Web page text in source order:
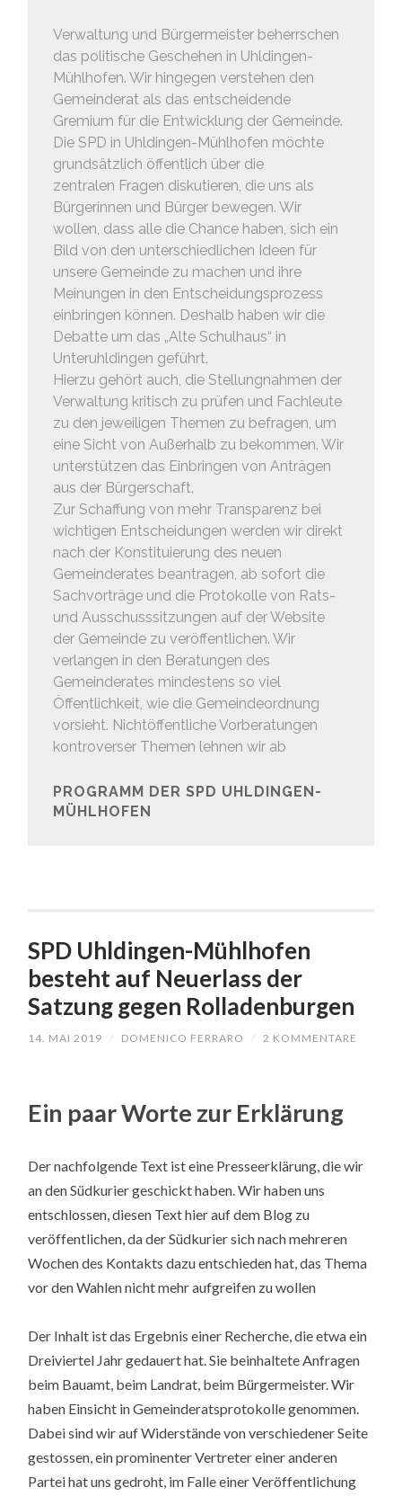
Verwaltung und Bürgermeister beherrschen
das politische Geschehen in Uhldingen-
Mühlhofen. Wir hingegen verstehen den
Gemeinderat als das entscheidende
Gremium für die Entwicklung der Gemeinde.
Die SPD in Uhldingen-Mühlhofen möchte
grundsätzlich öffentlich über die
zentralen Fragen diskutieren, die uns als
Bürgerinnen und Bürger bewegen. Wir
wollen, dass alle die Chance haben, sich ein
Bild von den unterschiedlichen Ideen für
unsere Gemeinde zu machen und ihre
Meinungen in den Entscheidungsprozess
einbringen können. Deshalb haben wir die
Debatte um das „Alte Schulhaus“ in
Unteruhldingen geführt.
Hierzu gehört auch, die Stellungnahmen der
Verwaltung kritisch zu prüfen und Fachleute
zu den jeweiligen Themen zu befragen, um
eine Sicht von Außerhalb zu bekommen. Wir
unterstützen das Einbringen von Anträgen
aus der Bürgerschaft.
Zur Schaffung von mehr Transparenz bei
wichtigen Entscheidungen werden wir direkt
nach der Konstituierung des neuen
Gemeinderates beantragen, ab sofort die
Sachvorträge und die Protokolle von Rats-
und Ausschusssitzungen auf der Website
der Gemeinde zu veröffentlichen. Wir
verlangen in den Beratungen des
Gemeinderates mindestens so viel
Öffentlichkeit, wie die Gemeindeordnung
vorsieht. Nichtöffentliche Vorberatungen
kontroverser Themen lehnen wir ab
PROGRAMM DER SPD UHLDINGEN-
MÜHLHOFEN
SPD Uhldingen-Mühlhofen
besteht auf Neuerlass der
Satzung gegen Rolladenburgen
14. MAI 2019 / DOMENICO FERRARO / 2 KOMMENTARE
Ein paar Worte zur Erklärung
Der nachfolgende Text ist eine Presseerklärung, die wir
an den Südkurier geschickt haben. Wir haben uns
entschlossen, diesen Text hier auf dem Blog zu
veröffentlichen, da der Südkurier sich nach mehreren
Wochen des Kontakts dazu entschieden hat, das Thema
vor den Wahlen nicht mehr aufgreifen zu wollen
Der Inhalt ist das Ergebnis einer Recherche, die etwa ein
Dreiviertel Jahr gedauert hat. Sie beinhaltete Anfragen
beim Bauamt, beim Landrat, beim Bürgermeister. Wir
haben Einsicht in Gemeinderatsprotokolle genommen.
Dabei sind wir auf Widerstände von verschiedener Seite
gestossen, ein prominenter Vertreter einer anderen
Partei hat uns gedroht, im Falle einer Veröffentlichung